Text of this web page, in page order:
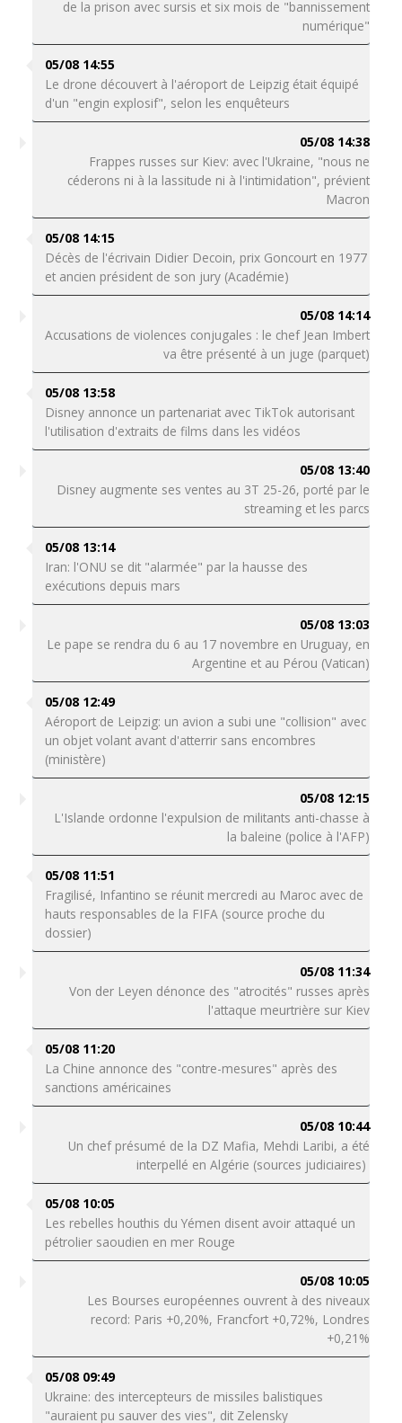
de la prison avec sursis et six mois de "bannissement
numérique"
05/08 14:55
Le drone découvert à l'aéroport de Leipzig était équipé
d'un "engin explosif", selon les enquêteurs
05/08 14:38
Frappes russes sur Kiev: avec l'Ukraine, "nous ne
céderons ni à la lassitude ni à l'intimidation", prévient
Macron
05/08 14:15
Décès de l'écrivain Didier Decoin, prix Goncourt en 1977
et ancien président de son jury (Académie)
05/08 14:14
Accusations de violences conjugales : le chef Jean Imbert
va être présenté à un juge (parquet)
05/08 13:58
Disney annonce un partenariat avec TikTok autorisant
l'utilisation d'extraits de films dans les vidéos
05/08 13:40
Disney augmente ses ventes au 3T 25-26, porté par le
streaming et les parcs
05/08 13:14
Iran: l'ONU se dit "alarmée" par la hausse des
exécutions depuis mars
05/08 13:03
Le pape se rendra du 6 au 17 novembre en Uruguay, en
Argentine et au Pérou (Vatican)
05/08 12:49
Aéroport de Leipzig: un avion a subi une "collision" avec
un objet volant avant d'atterrir sans encombres
(ministère)
05/08 12:15
L'Islande ordonne l'expulsion de militants anti-chasse à
la baleine (police à l'AFP)
05/08 11:51
Fragilisé, Infantino se réunit mercredi au Maroc avec de
hauts responsables de la FIFA (source proche du
dossier)
05/08 11:34
Von der Leyen dénonce des "atrocités" russes après
l'attaque meurtrière sur Kiev
05/08 11:20
La Chine annonce des "contre-mesures" après des
sanctions américaines
05/08 10:44
Un chef présumé de la DZ Mafia, Mehdi Laribi, a été
interpellé en Algérie (sources judiciaires)
05/08 10:05
Les rebelles houthis du Yémen disent avoir attaqué un
pétrolier saoudien en mer Rouge
05/08 10:05
Les Bourses européennes ouvrent à des niveaux
record: Paris +0,20%, Francfort +0,72%, Londres
+0,21%
05/08 09:49
Ukraine: des intercepteurs de missiles balistiques
"auraient pu sauver des vies", dit Zelensky